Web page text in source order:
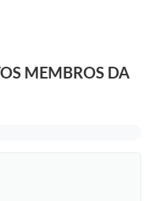
MEMBROS DA